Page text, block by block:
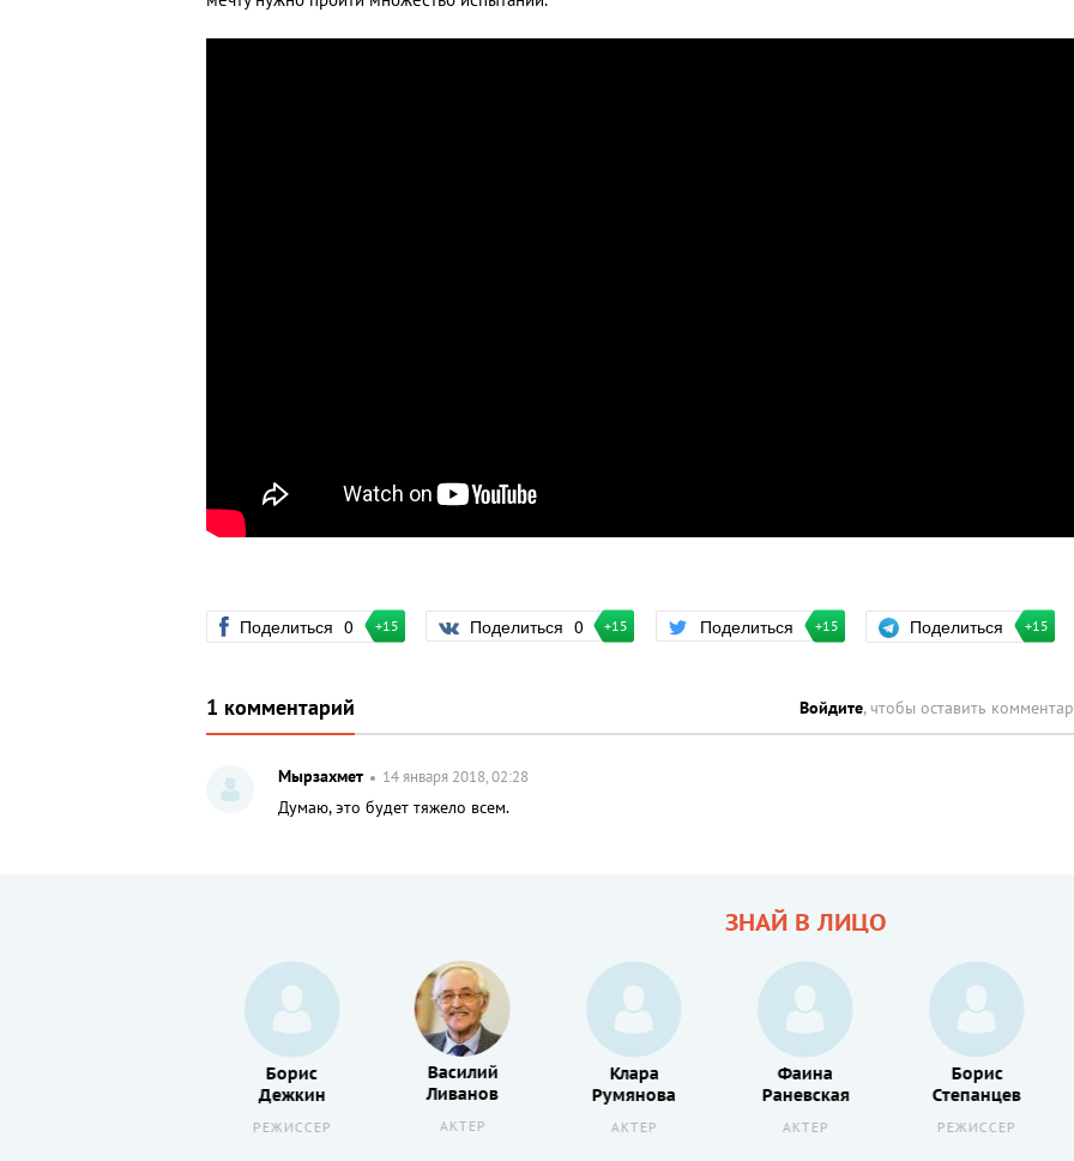
Поделиться 0 +15 Поделиться 0 +15 Поделиться +15 Поделиться +15
1 комментарий Войдите, чтобы оставить
Мырзахмет 14 января 2018, 02:28
Думаю, это будет тяжело всем.
ЗНАЙ В ЛИЦО
Борис
Дежкин
РЕЖИССЕР
Василий
Ливанов
АКТЕР
Клара
Румянова
АКТЕР
Фаина
Раневская
АКТЕР
Борис
Степанцев
РЕЖИССЕР